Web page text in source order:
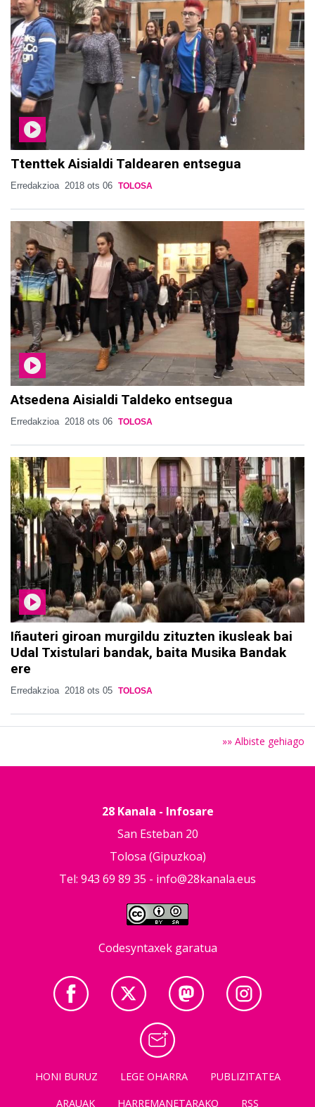
Ttenttek Aisialdi Taldearen entsegua
Erredakzioa 2018 ots 06 TOLOSA
Atsedena Aisialdi Taldeko entsegua
Erredakzioa 2018 ots 06 TOLOSA
Iñauteri giroan murgildu zituzten ikusleak bai
Udal Txistulari bandak, baita Musika Bandak
ere
Erredakzioa 2018 ots 05 TOLOSA
»» Albiste gehiago
28 Kanala - Infosare
San Esteban 20
Tolosa (Gipuzkoa)
Tel: 943 69 89 35 - info@28kanala.eus
Codesyntaxek garatua
HONI BURUZ LEGE OHARRA
PUBLIZITATEA
ARAUAK
HARREMANETARAKO RSS